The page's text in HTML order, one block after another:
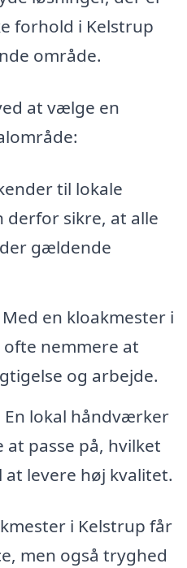
forhold i Kelstrup
område.
at vælge en
til lokale
sikre, at alle
gældende
Med en kloakmester i
nemmere at
og arbejde.
En lokal håndværker
passe på, hvilket
levere høj kvalitet.
i Kelstrup får
men også tryghed